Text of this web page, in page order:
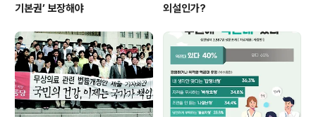
기본권’ 보장해야
외설인가?